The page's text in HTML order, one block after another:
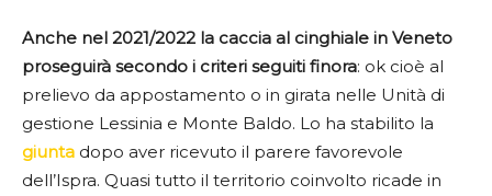
Anche nel 2021/2022 la caccia al cinghiale in Veneto
proseguirà secondo i criteri seguiti finora: ok cioè al
prelievo da appostamento o in girata nelle Unità di
gestione Lessinia e Monte Baldo. Lo ha stabilito la
giunta dopo aver ricevuto il parere favorevole
dell’Ispra. Quasi tutto il territorio coinvolto ricade in